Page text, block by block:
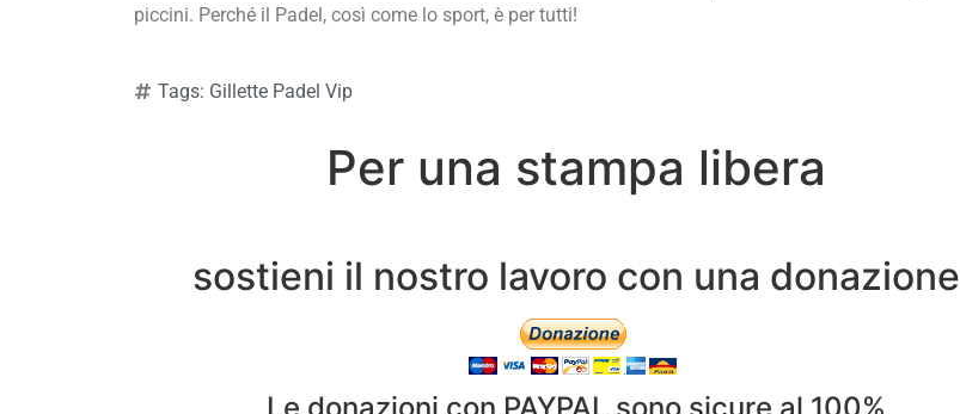
piccini. Perché il Padel, così come lo sport, è per tutti!
Tags: Gillette Padel Vip
Per una stampa libera
sostieni il nostro lavoro con una donazione